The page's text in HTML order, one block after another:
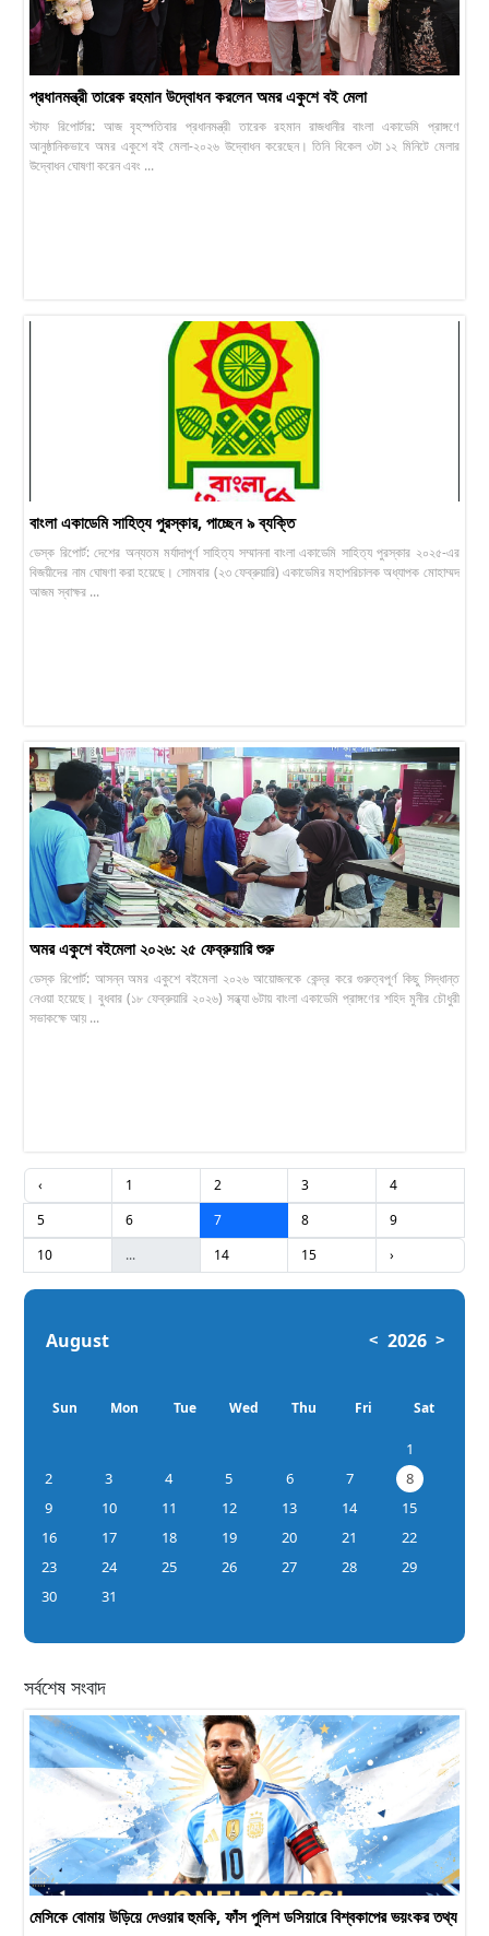
প্রধানমন্ত্রী তারেক রহমান উদ্বোধন করলেন অমর একুশে বই মেলা
স্টাফ রিপোর্টার: আজ বৃহস্পতিবার প্রধানমন্ত্রী তারেক রহমান রাজধানীর বাংলা একাডেমি প্রাঙ্গণে
আনুষ্ঠানিকভাবে অমর একুশে বই মেলা-২০২৬ উদ্বোধন করেছেন। তিনি বিকেল ৩টা ১২ মিনিটে মেলার
উদ্বোধন ঘোষণা করেন এবং ...
বাংলা একাডেমি সাহিত্য পুরস্কার, পাচ্ছেন ৯ ব্যক্তি
ডেস্ক রিপোর্ট: দেশের অন্যতম মর্যাদাপূর্ণ সাহিত্য সম্মাননা বাংলা একাডেমি সাহিত্য পুরস্কার ২০২৫-এর
বিজয়ীদের নাম ঘোষণা করা হয়েছে। সোমবার (২৩ ফেব্রুয়ারি) একাডেমির মহাপরিচালক অধ্যাপক মোহাম্মদ
আজম স্বাক্ষর ...
অমর একুশে বইমেলা ২০২৬: ২৫ ফেব্রুয়ারি শুরু
ডেস্ক রিপোর্ট: আসন্ন অমর একুশে বইমেলা ২০২৬ আয়োজনকে কেন্দ্র করে গুরুত্বপূর্ণ কিছু সিদ্ধান্ত
নেওয়া হয়েছে। বুধবার (১৮ ফেব্রুয়ারি ২০২৬) সন্ধ্যা ৬টায় বাংলা একাডেমি প্রাঙ্গণের শহিদ মুনীর চৌধুরী
সভাকক্ষে আয় ...
‹ 1 2 3
4
5
6 7 8
9
10
... 14 15 ›
August < 2026 >
Sun Mon Tue Wed Thu Fri Sat
1
2
3 4 5 6 7
8
9
10 11 12 13 14
15
16
17 18 19 20 21
22
23
24 25 26 27 28
29
30
31
সর্বশেষ সংবাদ
মেসিকে বোমায় উড়িয়ে দেওয়ার হুমকি, ফাঁস পুলিশ ডসিয়ারে বিশ্বকাপের ভয়ংকর তথ্য